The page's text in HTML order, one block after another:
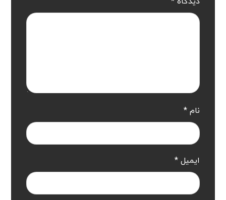
نام*
ایمیل*